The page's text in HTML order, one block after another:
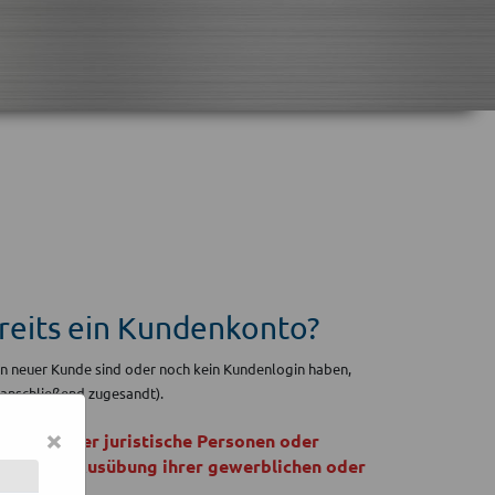
ein Kundenkonto?
neuer Kunde sind oder noch kein Kundenlogin haben,
zugesandt).
oder juristische Personen oder
in Ausübung ihrer gewerblichen oder
×